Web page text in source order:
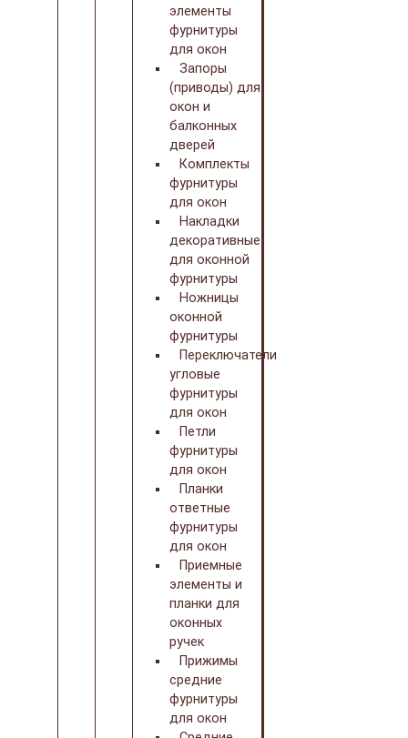
элементы
фурнитуры
для окон
Запоры
(приводы) для
окон и
балконных
дверей
Комплекты
фурнитуры
для окон
Накладки
декоративные
для оконной
фурнитуры
Ножницы
оконной
фурнитуры
Переключатели
угловые
фурнитуры
для окон
Петли
фурнитуры
для окон
Планки
ответные
фурнитуры
для окон
Приемные
элементы и
планки для
оконных
ручек
Прижимы
средние
фурнитуры
для окон